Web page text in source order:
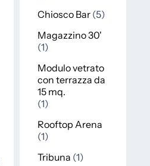
Chiosco Bar 5
Magazzino 30'
1
Modulo vetrato
con terrazza da
15 mq.
1
Rooftop Arena
1
Tribuna 1